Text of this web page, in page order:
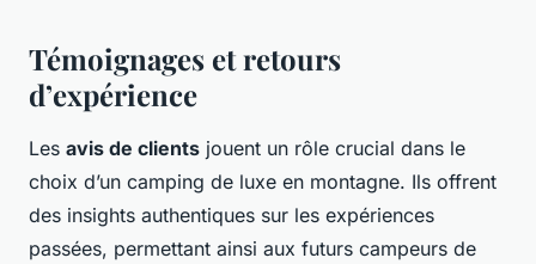
Témoignages et retours
d’expérience
Les avis de clients jouent un rôle crucial dans le
choix d’un camping de luxe en montagne. Ils offrent
des insights authentiques sur les expériences
passées, permettant ainsi aux futurs campeurs de